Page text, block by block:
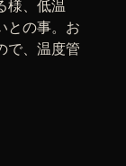
様、低温
との事。お
で、温度管